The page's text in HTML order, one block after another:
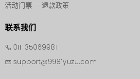
活动门票 — 退款政策
联系我们
011-35069981
support@9981yuzu.com